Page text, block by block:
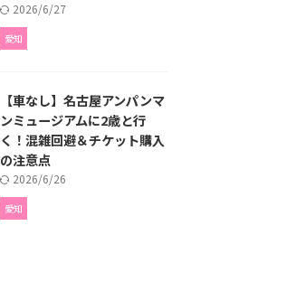
2026/6/27
愛知
【車なし】名古屋アンパンマ
ンミュージアムに2歳と行
く！混雑回避＆チケット購入
の注意点
2026/6/26
愛知